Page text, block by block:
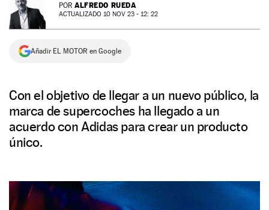
SERVICIOS
POR ALFREDO RUEDA
ACTUALIZADO 10 NOV 23 - 12: 22
Añadir EL MOTOR en Google
Con el objetivo de llegar a un nuevo público, la
marca de supercoches ha llegado a un
acuerdo con Adidas para crear un producto
único.